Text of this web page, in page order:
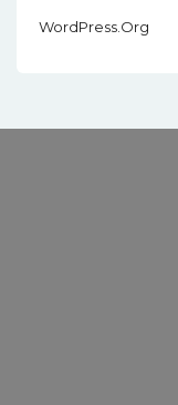
WordPress.org